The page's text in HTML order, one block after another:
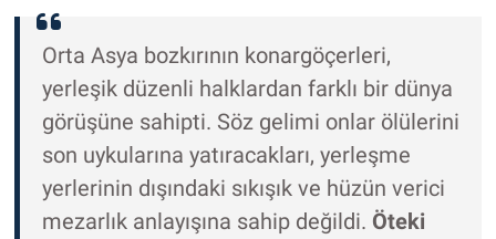
Orta Asya bozkırının konargöçerleri,
yerleşik düzenli halklardan farklı bir dünya
görüşüne sahipti. Söz gelimi onlar ölülerini
son uykularına yatıracakları, yerleşme
yerlerinin dışındaki sıkışık ve hüzün verici
mezarlık anlayışına sahip değildi. Öteki